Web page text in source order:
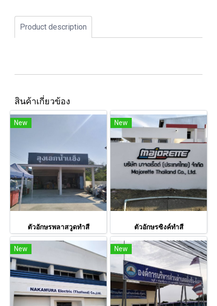
Product description
สินค้าเกี่ยวข้อง
New
ตัวอักษรพลาสวูดทำสี
New
ตัวอักษรซิงค์ทำสี
New New